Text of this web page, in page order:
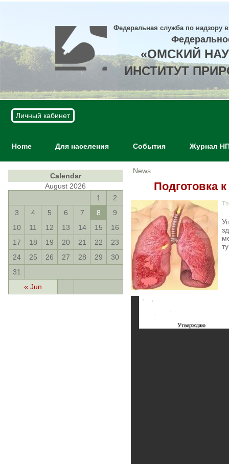
Федеральная служба по надзору
«ОМСКИЙ
ИНСТИТУТ
Личный кабинет
Home Для населения События Журнал
Calendar
August 2026
« Jun
1
2
3
4 5 6 7 8
9
10
11 12 13 14 15
16
17
18 19 20 21 22
23
24
25 26 27 28 29
30
31
News
Подготовка